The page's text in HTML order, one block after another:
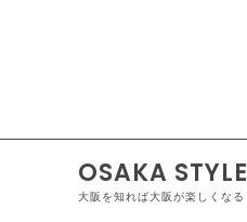
OSAKA STYLE
大阪を知れば大阪が楽しくなる